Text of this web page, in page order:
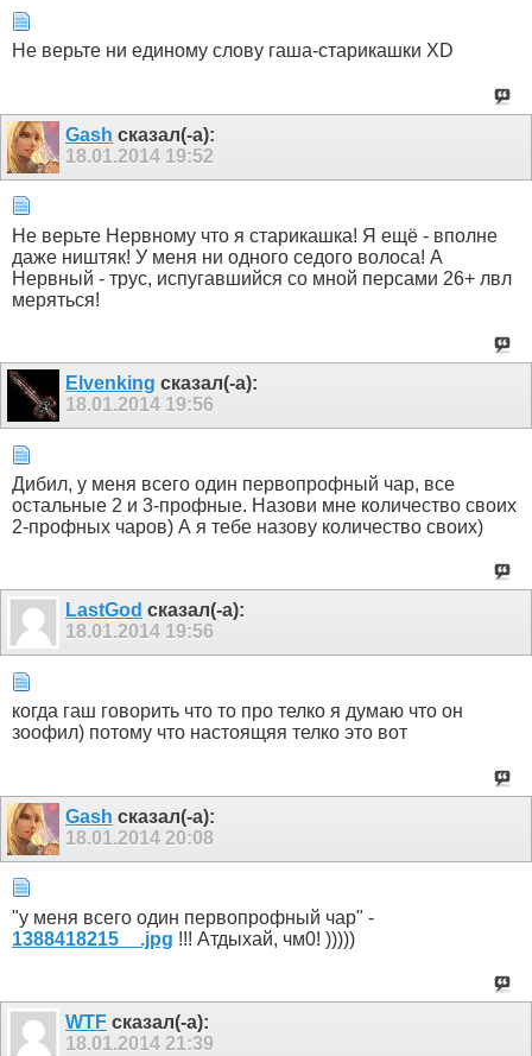
Не верьте ни единому слову гаша-старикашки XD
Gash сказал(-а):
18.01.2014 19:52
Не верьте Нервному что я старикашка! Я ещё - вполне
даже ништяк! У меня ни одного седого волоса! А
Нервный - трус, испугавшийся со мной персами 26+ лвл
меряться!
Elvenking сказал(-а):
18.01.2014 19:56
Дибил, у меня всего один первопрофный чар, все
остальные 2 и 3-профные. Назови мне количество своих
2-профных чаров) А я тебе назову количество своих)
LastGod сказал(-а):
18.01.2014 19:56
когда гаш говорить что то про телко я думаю что он
зоофил) потому что настоящяя телко это вот
Gash сказал(-а):
18.01.2014 20:08
"у меня всего один первопрофный чар" -
1388418215__.jpg !!! Атдыхай, чм0! )))))
WTF сказал(-а):
18.01.2014 21:39